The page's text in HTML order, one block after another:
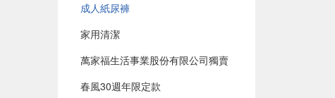
成人紙尿褲
家用清潔
萬家福生活事業股份有限公司獨賣
春風30週年限定款